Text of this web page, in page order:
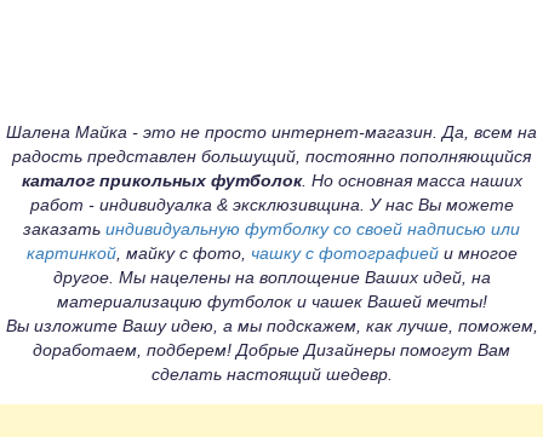
Шалена Майка - это не просто интернет-магазин. Да, всем на
радость представлен большущий, постоянно пополняющийся
каталог прикольных футболок. Но основная масса наших
работ - индивидуалка & эксклюзивщина. У нас Вы можете
заказать индивидуальную футболку со своей надписью или
картинкой, майку с фото, чашку с фотографиейи многое
другое. Мы нацелены на воплощение Ваших идей, на
материализацию футболок и чашек Вашей мечты!
Вы изложите Вашу идею, а мы подскажем, как лучше, поможем,
доработаем, подберем! Добрые Дизайнеры помогут Вам
сделать настоящий шедевр.